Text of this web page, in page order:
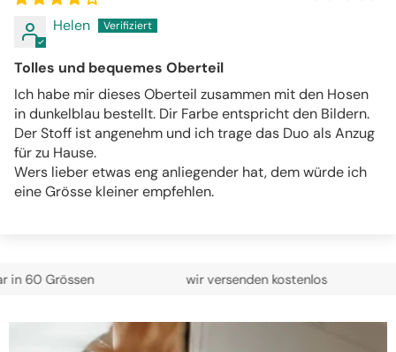
Helen
Tolles und bequemes Oberteil
Ich habe mir dieses Oberteil zusammen mit den Hosen
in dunkelblau bestellt. Dir Farbe entspricht den Bildern.
Der Stoff ist angenehm und ich trage das Duo als Anzug
für zu Hause.
Wers lieber etwas eng anliegender hat, dem würde ich
eine Grösse kleiner empfehlen.
wir versenden kostenlos